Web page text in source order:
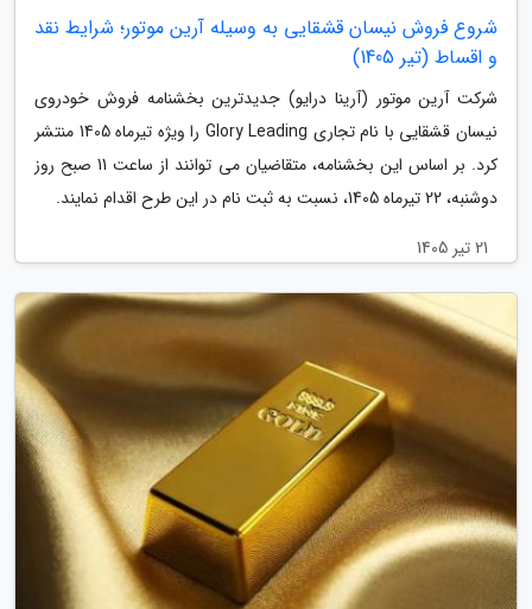
شروع فروش نیسان قشقایی به وسیله آرین موتور؛ شرایط نقد
و اقساط (تیر 1405)
شرکت آرین موتور (آرینا درایو) جدیدترین بخشنامه فروش خودروی
نیسان قشقایی با نام تجاری Glory Leading را ویژه تیرماه 1405 منتشر
کرد. بر اساس این بخشنامه، متقاضیان می توانند از ساعت 11 صبح روز
دوشنبه، 22 تیرماه 1405، نسبت به ثبت نام در این طرح اقدام نمایند.
21 تیر 1405